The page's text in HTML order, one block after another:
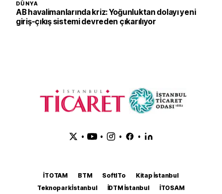
DÜNYA
AB havalimanlarında kriz: Yoğunluktan dolayı yeni
giriş-çıkış sistemi devreden çıkarılıyor
• • • •
İTOTAM BTM SoftITo
Kitap İstanbul
Teknopark İstanbul
İDTM İstanbul
İTOSAM